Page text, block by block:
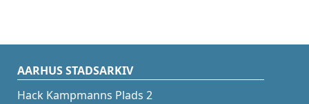
AARHUS STADSARKIV
Hack Kampmanns Plads 2